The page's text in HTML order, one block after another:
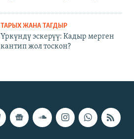
ТАРЫХ ЖАНА ТАГДЫР
Үркүндү эскерүү: Кадыр мерген
кантип жол тоскон?